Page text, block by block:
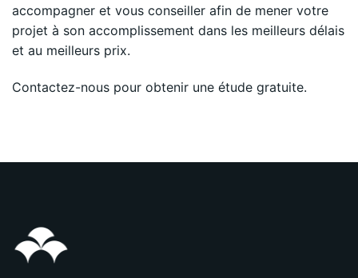
accompagner et vous conseiller afin de mener votre
projet à son accomplissement dans les meilleurs délais
et au meilleurs prix.
Contactez-nous pour obtenir une étude gratuite.